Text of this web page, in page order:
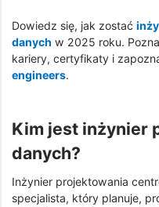
Dowiedz się, jak zostać
danych w 2025 roku.
kariery, certyfikaty i
engineers.
Kim jest inżynier
danych?
Inżynier projektowania
specjalista, który planuje,